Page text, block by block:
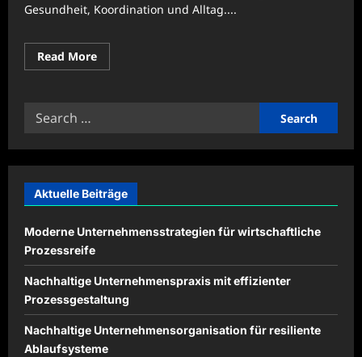
Gesundheit, Koordination und Alltag....
Read MoreRead
more
Training
Search
Aktuelle Beiträge
Moderne Unternehmensstrategien für wirtschaftliche
Prozessreife
Nachhaltige Unternehmenspraxis mit effizienter
Prozessgestaltung
Nachhaltige Unternehmensorganisation für resiliente
Ablaufsysteme